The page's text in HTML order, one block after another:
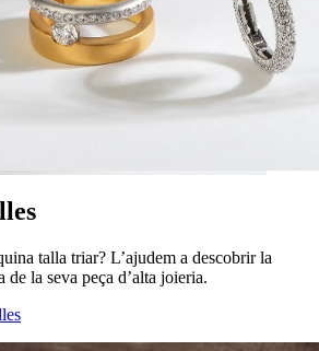
talla triar? L’ajudem a descobrir la
de la seva peça d’alta joieria.